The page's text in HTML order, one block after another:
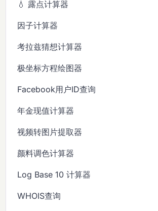
💧 露点计算器
因子计算器
考拉兹猜想计算器
极坐标方程绘图器
Facebook用户ID查询
年金现值计算器
视频转图片提取器
颜料调色计算器
Log Base 10 计算器
WHOIS查询